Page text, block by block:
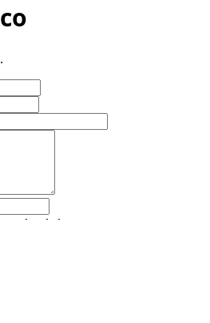
dos dados para resposta ao meu